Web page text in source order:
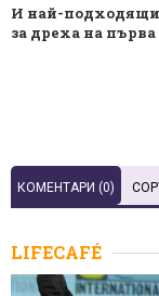
И най-
за дреха на първа
КОМЕНТАРИ (0)
LIFECAFÉ